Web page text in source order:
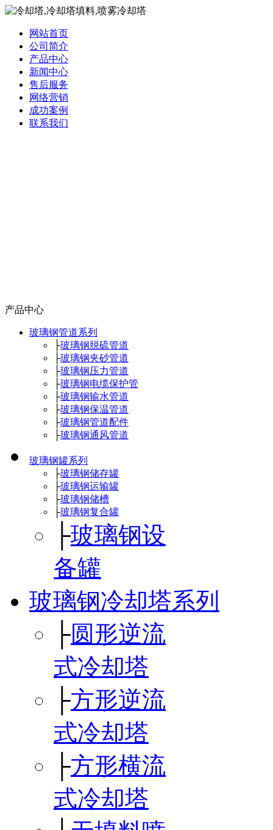
网站首页
公司简介
产品中心
新闻中心
售后服务
网络营销
成功案例
联系我们
产品中心
玻璃钢管道系列
├玻璃钢脱硫管道
├玻璃钢夹砂管道
├玻璃钢压力管道
├玻璃钢电缆保护管
├玻璃钢输水管道
├玻璃钢保温管道
├玻璃钢管道配件
├玻璃钢通风管道
玻璃钢罐系列
├玻璃钢储存罐
├玻璃钢运输罐
├玻璃钢储槽
├玻璃钢复合罐
├玻璃钢设
备罐
玻璃钢冷却塔系列
├圆形逆流
式冷却塔
├方形逆流
式冷却塔
├方形横流
式冷却塔